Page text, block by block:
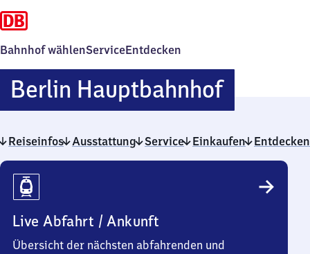
Bahnhof wählenServiceEntdecken
Berlin HauptbahnhofBerlin
Reiseinfos Ausstattung Service Einkaufen Entdecken
Reiseinfos
Live Abfahrt / Ankunft
Übersicht der nächsten abfahrenden und